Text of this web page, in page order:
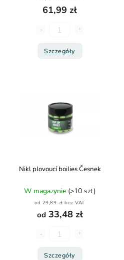
61,99 zł
Szczegóły
Nikl plovoucí boilies Česnek
W magazynie (>10 szt)
od 29,89 zł bez VAT
od33,48 zł
Szczegóły